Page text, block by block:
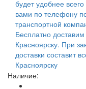
будет удобнее
вами по телефону
транспортной
Бесплатно
Красноярску. При
доставки составит
Красноярску
Наличие: